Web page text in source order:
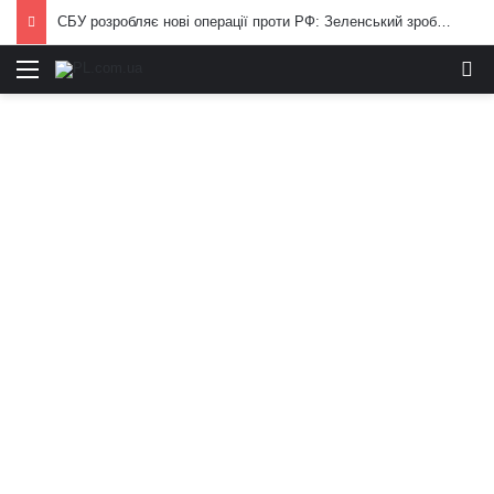
СБУ розробляє нові операції проти РФ: Зеленський зробив важливу заяву
Меню